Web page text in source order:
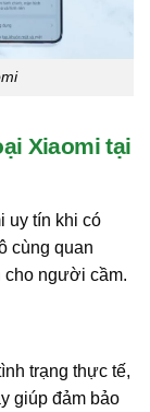
Xiaomi tại
uy tín khi có
cùng quan
cho người cầm.
trạng thực tế,
giúp đảm bảo